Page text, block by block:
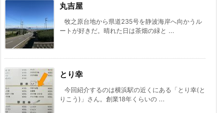
丸吉屋
牧之原台地から県道235号を静波海岸へ向かうル
ートが好きだ。晴れた日は茶畑の緑と ...
とり幸
今回紹介するのは横浜駅の近くにある「とり幸(と
りこう)」さん。創業18年くらいの ...